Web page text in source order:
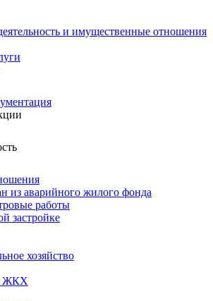
и имущественные отношения
из аварийного жилого фонда
работы
застройке
хозяйство
ЖКХ